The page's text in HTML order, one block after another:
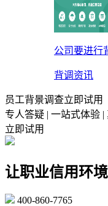
公司要进行
背调资讯
员工背景调查立即试用
专人答疑 | 一站式体验 |
立即试用
让职业信用环
400-860-7765